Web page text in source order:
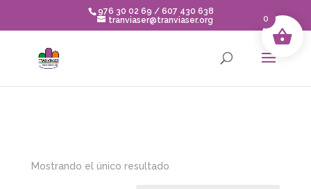
976 30 02 69 / 607 430 638
tranviaser@tranviaser.org
Mostrando el único resultado
0